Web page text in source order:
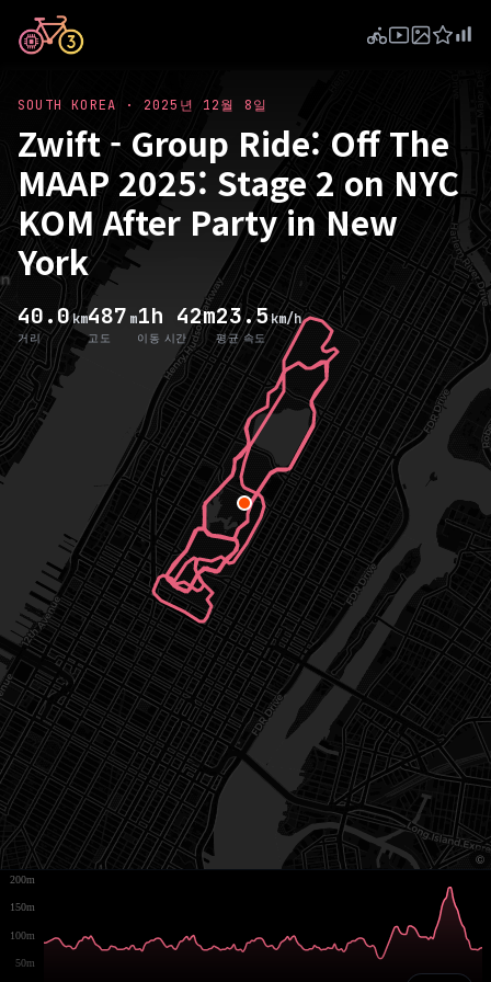
SOUTH KOREA · 2025년 12월 8일
Zwift - Group Ride: Off The
MAAP 2025: Stage 2 on NYC
KOM After Party in New
York
40.0km
거리
487 m
고도
1h 42m
이동 시간
23.5km/h
평균 속도
50m
100m
150m
200m